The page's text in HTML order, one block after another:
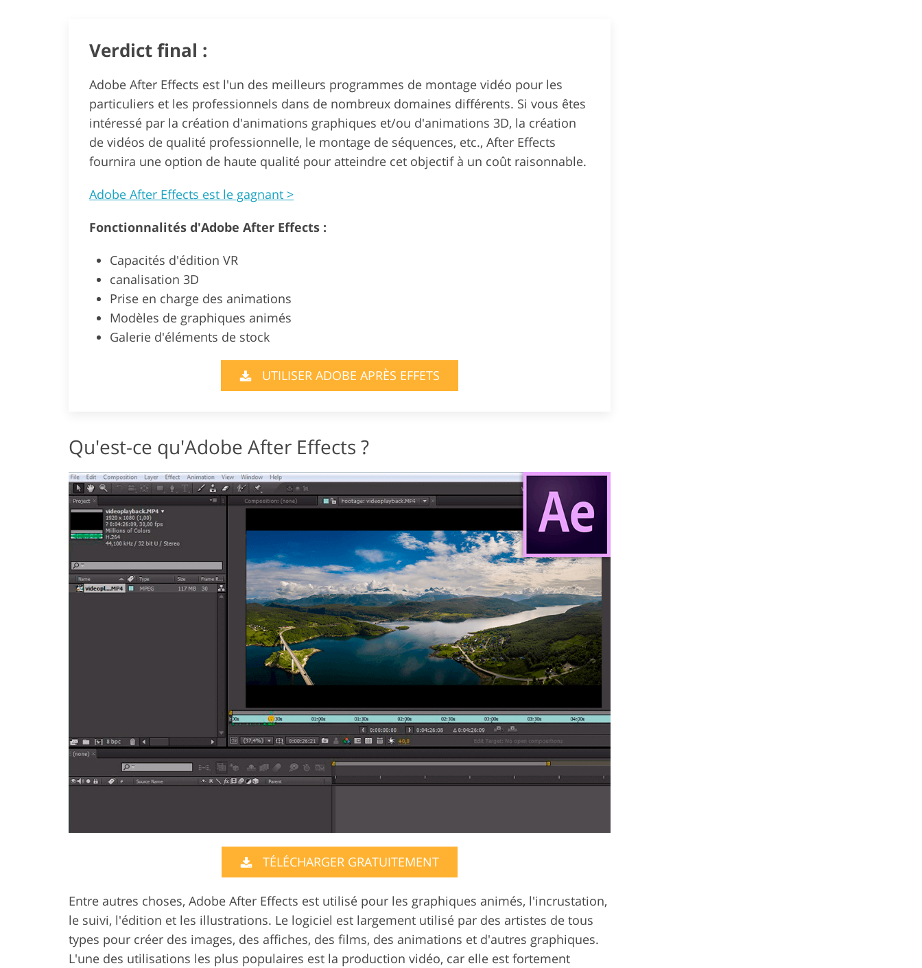
Verdict final :
Adobe After Effects est l'un des meilleurs programmes de montage vidéo pour les
particuliers et les professionnels dans de nombreux domaines différents. Si vous êtes
intéressé par la création d'animations graphiques et/ou d'animations 3D, la création
de vidéos de qualité professionnelle, le montage de séquences, etc., After Effects
fournira une option de haute qualité pour atteindre cet objectif à un coût raisonnable.
Adobe After Effects est le gagnant >
Fonctionnalités d'Adobe After Effects :
Capacités d'édition VR
canalisation 3D
Prise en charge des animations
Modèles de graphiques animés
Galerie d'éléments de stock
UTILISER ADOBE APRÈS EFFETS
Qu'est-ce qu'Adobe After Effects ?
TÉLÉCHARGER GRATUITEMENT
Entre autres choses, Adobe After Effects est utilisé pour les graphiques animés, l'incrustation,
le suivi, l'édition et les illustrations. Le logiciel est largement utilisé par des artistes de tous
types pour créer des images, des affiches, des films, des animations et d'autres graphiques.
L'une des utilisations les plus populaires est la production vidéo, car elle est fortement